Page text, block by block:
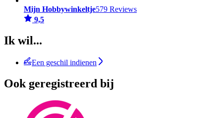
Mijn Hobbywinkeltje579 Reviews
9,5
Ik wil...
Een geschil indienen
Ook geregistreerd bij